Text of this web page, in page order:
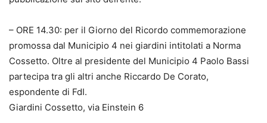
– ORE 14.30: per il Giorno del Ricordo commemorazione
promossa dal Municipio 4 nei giardini intitolati a Norma
Cossetto. Oltre al presidente del Municipio 4 Paolo Bassi
partecipa tra gli altri anche Riccardo De Corato,
espondente di FdI.
Giardini Cossetto, via Einstein 6